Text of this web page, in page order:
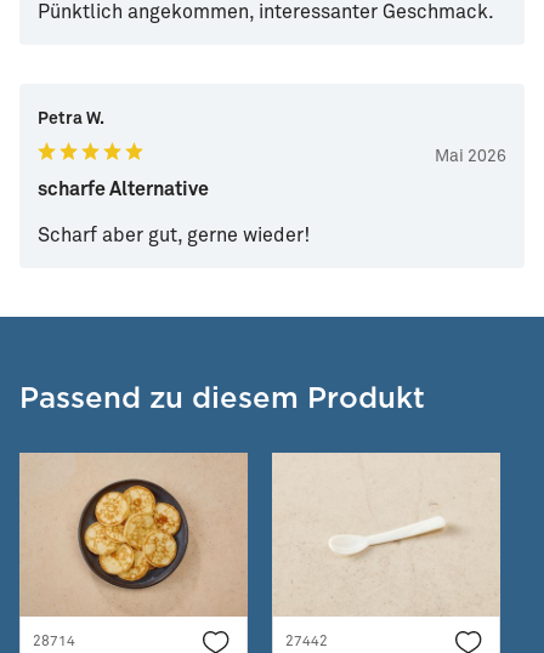
Pünktlich angekommen, interessanter Geschmack.
Petra W.
Mai 2026
scharfe Alternative
Scharf aber gut, gerne wieder!
Passend zu diesem Produkt
28714 27442